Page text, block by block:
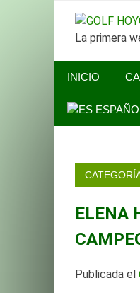
CONTENIDO
La primera
INICIO
ELENA
Publicada el